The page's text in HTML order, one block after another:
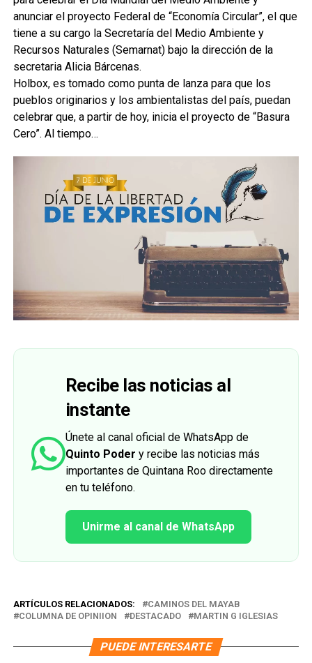
anunciar el proyecto Federal de “Economía Circular”, el que
tiene a su cargo la Secretaría del Medio Ambiente y
Recursos Naturales (Semarnat) bajo la dirección de la
secretaria Alicia Bárcenas.
Holbox, es tomado como punta de lanza para que los
pueblos originarios y los ambientalistas del país, puedan
celebrar que, a partir de hoy, inicia el proyecto de “Basura
Cero”. Al tiempo…
Recibe las noticias al
instante
Únete al canal oficial de WhatsApp de
Quinto Poder y recibe las noticias más
importantes de Quintana Roo directamente
en tu teléfono.
Unirme al canal de WhatsApp
ARTÍCULOS RELACIONADOS:
CAMINOS DEL MAYAB
COLUMNA DE OPINIION
DESTACADO MARTIN G IGLESIAS
PUEDE INTERESARTE